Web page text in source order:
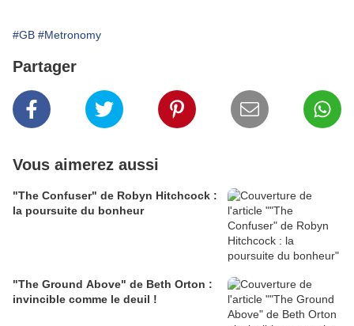
#GB #Metronomy
Partager
Vous aimerez aussi
"The Confuser" de Robyn Hitchcock :
la poursuite du bonheur
"The Ground Above" de Beth Orton :
invincible comme le deuil !